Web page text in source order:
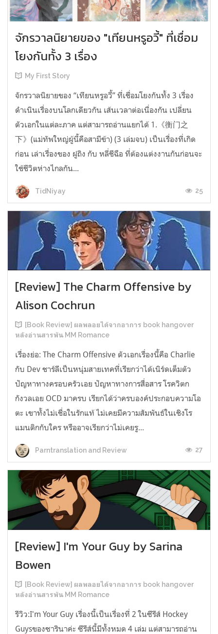
จักรวาลนิยายของ "เทียนหรูอวี้" ที่เชื่อม
โยงกันทั้ง 3 เรื่อง
My First Story
จักรวาลนิยายของ “เทียนหรูอวี้” ที่เชื่อมโยงกันทั้ง 3 เรื่อง
ดำเนินเรื่องบนโลกเดียวกัน เส้นเวลาต่อเนื่องกัน เปลี่ยน
ตัวเอกในแต่ละภาค แต่สามารถอ่านแยกได้ 1.《衡门之
下》(แม่ทัพใหญ่ผู้นี้คือสามีข้า) (3 เล่มจบ) เป็นเรื่องที่เกิด
ก่อน เล่าเรื่องของ ฝูถิง กับ หลี่ชีฉือ ที่ต้องแต่งงานกันก่อนจะ
ใช้ชีวิตห่างไกลกัน...
TidNiyay 25
[Review] The Charm Offensive by
Alison Cochrun
[Book Review] ผลพลอยได้จากอาการ book hangover
หลังอ่านสารพัน MM Romance
เรื่องย่อ: The Charm Offensive ตัวเอกเรื่องนี้คือ Charlie
กับ Dev ชาร์ลีเป็นหนุ่มสายเทคที่เรียกว่าได้เนิร์ดเต็มตัว
ปัญหาทางครอบครัวเอย ปัญหาทางการสื่อสาร โรควิตก
กังวลเอย OCD มาครบ เรียกได้ว่าครบองค์ประกอบความโอ
ตะ เขาทั้งไม่เชื่อในรักแท้ ไม่เคยมีความสัมพันธ์ในเชิงโร
แมนติกกับใคร หรืออาจเรียกว่าไม่เคยรู...
Parntranslation and Review 27
[Review] I'm Your Guy by Sarina
Bowen
[Book Review] ผลพลอยได้จากอาการ book hangover
หลังอ่านสารพัน MM Romance
รีวิว:I'm Your Guy เรื่องนี้เป็นเรื่องที่ 2 ในซีรีส์ Hockey
Guysของซารินาค่ะ ซีรีส์นี้มีทั้งหมด 4 เล่ม แต่สามารถอ่าน